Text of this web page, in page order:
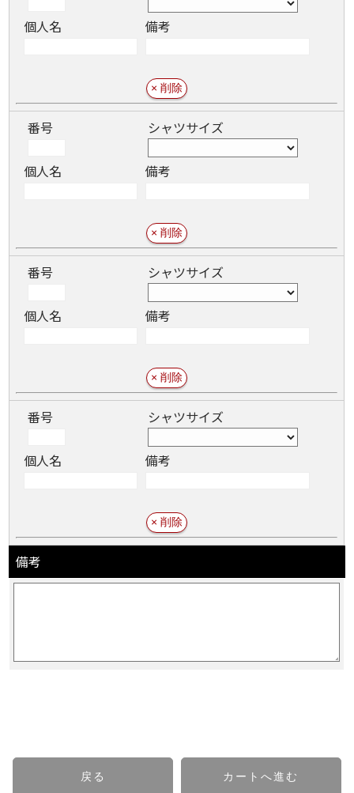
個人名 備考
番号 シャツサイズ
個人名 備考
番号 シャツサイズ
個人名 備考
番号 シャツサイズ
個人名 備考
備考